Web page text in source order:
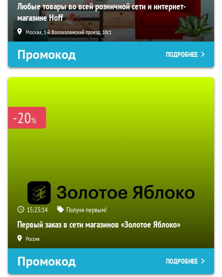
Любые товары во всей розничной сети и интернет-
магазине Hoff
Москва, 1-й Волоколамский проезд, 10с1
Промокод ПОДРОБНЕЕ
-20%
15:23:13 Получи первым!
Первый заказ в сети магазинов «Золотое Яблоко»
Россия
Промокод ПОДРОБНЕЕ